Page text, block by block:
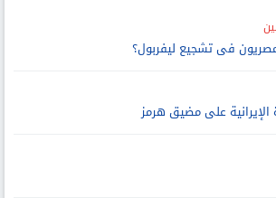
فى تشجيع ليفربول؟
على مضيق هرمز